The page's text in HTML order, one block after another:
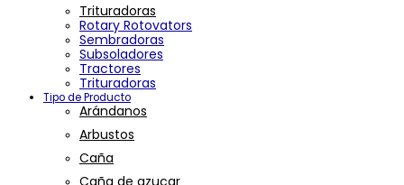
Trituradoras
Rotary Rotovators
Sembradoras
Subsoladores
Tractores
Trituradoras
Tipo de Producto
Arándanos
Arbustos
Caña
Caña de azucar